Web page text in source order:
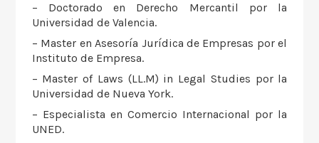
– Doctorado en Derecho Mercantil por la
Universidad de Valencia.
– Master en Asesoría Jurídica de Empresas por el
Instituto de Empresa.
– Master of Laws (LL.M) in Legal Studies por la
Universidad de Nueva York.
– Especialista en Comercio Internacional por la
UNED.